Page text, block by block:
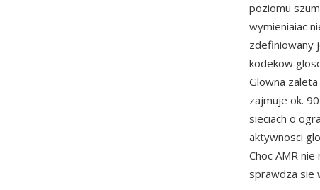
poziomu
wymieniaiac
zdefiniowany
kodekow
Glowna
zajmuje ok.
sieciach o
aktywnosci
Choc AMR
sprawdza sie